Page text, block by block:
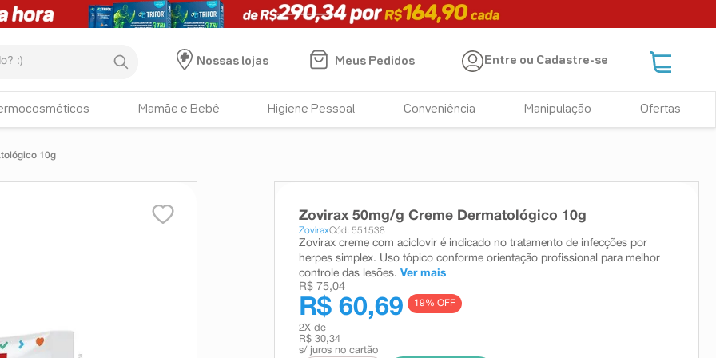
Nossas lojas
Meus Pedidos Entre ou Cadastre-se
Mamãe e Bebê Higiene Pessoal Conveniência Manipulação Ofertas
Dermatológico 10g
Zovirax 50mg/g Creme Dermatológico 10g
ZoviraxCód: 551538
Zovirax creme com aciclovir é indicado no tratamento de infecções por
herpes simplex. Uso tópico conforme orientação profissional para melhor
controle das lesões. Ver mais
R$ 75,04
R$ 60,69 19% OFF
2X de
R$ 30,34
s/ juros no cartão